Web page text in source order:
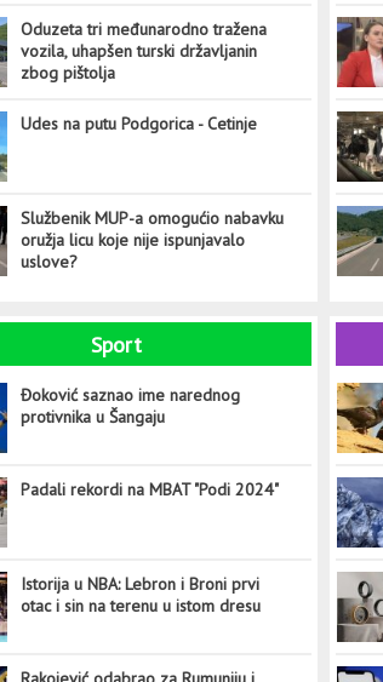
Oduzeta tri međunarodno tražena
vozila, uhapšen turski državljanin
zbog pištolja
Udes na putu Podgorica - Cetinje
Službenik MUP-a omogućio nabavku
oružja licu koje nije ispunjavalo
uslove?
Sport
Đoković saznao ime narednog
protivnika u Šangaju
Padali rekordi na MBAT "Podi 2024"
Istorija u NBA: Lebron i Broni prvi
otac i sin na terenu u istom dresu